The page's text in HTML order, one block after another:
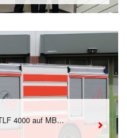
4000 auf MB...